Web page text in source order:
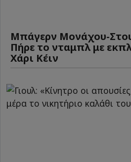
Μπάγερν Μονάχου-
Πήρε το νταμπλ με
Χάρι Κέιν